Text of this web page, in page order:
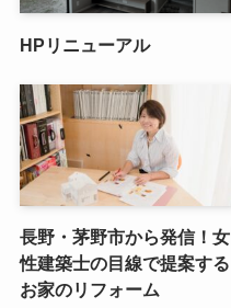
HPリニューアル
長野・茅野市から発信！女
性建築士の目線で提案する
お家のリフォーム